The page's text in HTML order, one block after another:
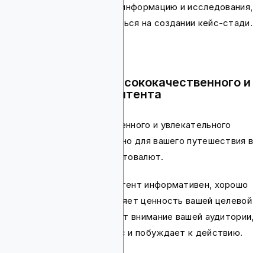
Если они ценят глубокую информацию и исследования,
вы можете сосредоточиться на создании кейс-стади.
Шаг 3: Создание высококачественного и
увлекательного контента
Создание высококачественного и увлекательного
контента критически важно для вашего путешествия в
контент-маркетинге криптовалют.
Высококачественный контент информативен, хорошо
исследован и предоставляет ценность вашей целевой
аудитории. Он захватывает внимание вашей аудитории,
поддерживает их интерес и побуждает к действию.